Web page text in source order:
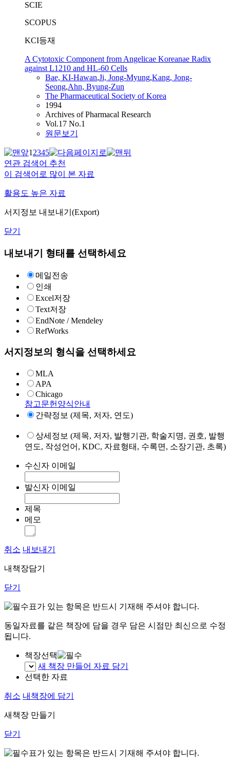
SCIE
SCOPUS
KCI등재
A Cytotoxic Component from Angelicae Koreanae Radix
against L1210 and HL-60 Cells
Bae, KI-Hawan,Ji, Jong-Myung,Kang, Jong-
Seong,Ahn, Byung-Zun
The Pharmaceutical Society of Korea
1994
Archives of Pharmacal Research
Vol.17 No.1
원문보기
12345
연관 검색어 추천
이 검색어로 많이 본 자료
활용도 높은 자료
서지정보 내보내기(Export)
닫기
내보내기 형태를 선택하세요
메일전송
인쇄
Excel저장
Text저장
EndNote / Mendeley
RefWorks
서지정보의 형식을 선택하세요
MLA
APA
Chicago
참고문헌양식안내
간략정보 (제목, 저자, 연도)
상세정보 (제목, 저자, 발행기관, 학술지명, 권호, 발행
연도, 작성언어, KDC, 자료형태, 수록면, 소장기관, 초록)
수신자 이메일
발신자 이메일
제목
메모
취소 내보내기
내책장담기
닫기
표가 있는 항목은 반드시 기재해 주셔야 합니다.
동일자료를 같은 책장에 담을 경우 담은 시점만 최신으로 수정
됩니다.
책장선택
새 책장 만들어 자료 담기
선택한 자료
취소 내책장에 담기
새책장 만들기
닫기
표가 있는 항목은 반드시 기재해 주셔야 합니다.